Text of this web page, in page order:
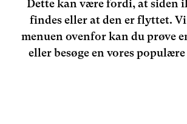
Dette kan være fordi, at siden
findes eller at den er flyttet.
menuen ovenfor kan du prøve
eller besøge en vores